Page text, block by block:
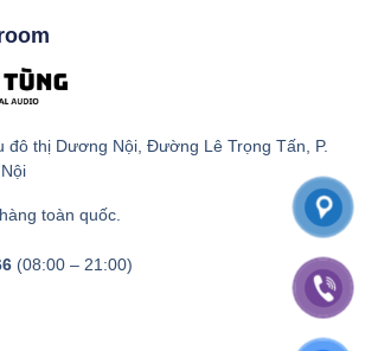
đô thị Dương Nội, Đường Lê Trọng Tấn, P.
toàn quốc.
(08:00 – 21:00)